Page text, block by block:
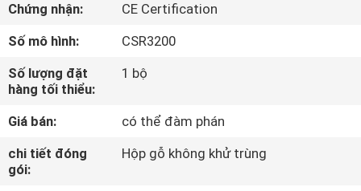
CHÚNG
TÔI
THAM
QUAN
NHÀ
MÁY
Chứng nhận:
CE Certification
Số mô hình:
CSR3200
Số lượng đặt
hàng tối thiểu:
1 bộ
Giá bán:
có thể đàm phán
chi tiết đóng
gói:
Hộp gỗ không khử trùng